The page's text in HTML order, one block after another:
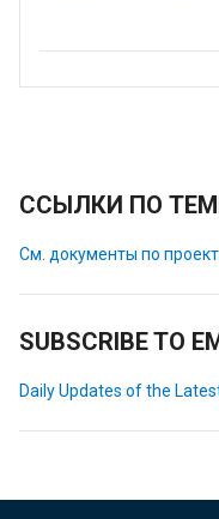
ССЫЛКИ ПО
См. документы по
SUBSCRIBE TO
Daily Updates of the